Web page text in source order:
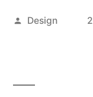
Autor
Design